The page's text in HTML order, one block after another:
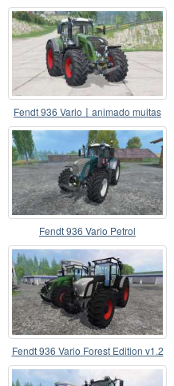
Fendt 936 Vario〡animado muitas
partes
Fendt 936 Vario Petrol
Fendt 936 Vario Forest Edition v1.2